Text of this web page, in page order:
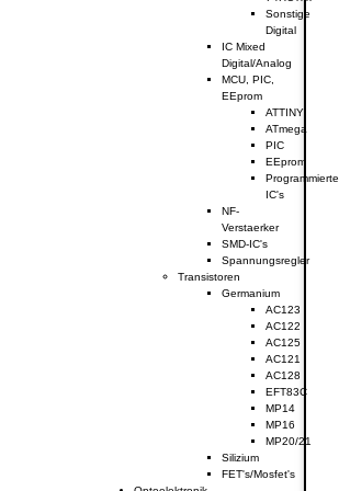
Sonstige
Digital
IC Mixed
Digital/Analog
MCU, PIC,
EEprom
ATTINY
ATmega
PIC
EEprom
Programmierte
IC's
NF-
Verstaerker
SMD-IC's
Spannungsregler
Transistoren
Germanium
AC123
AC122
AC125
AC121
AC128
EFT83C
MP14
MP16
MP20/21
Silizium
FET's/Mosfet's